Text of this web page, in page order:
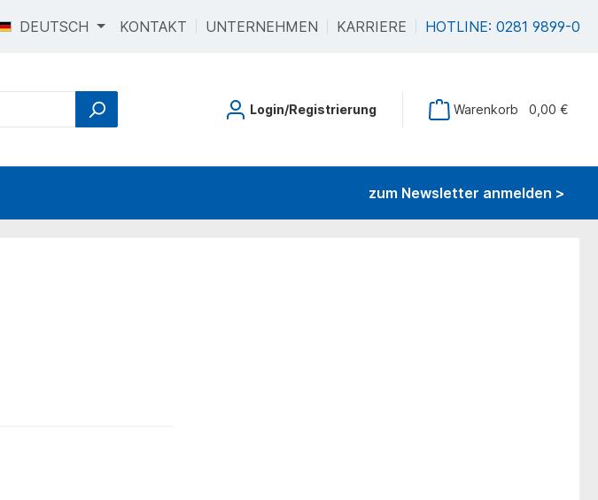
DEUTSCH KONTAKT UNTERNEHMEN KARRIERE HOTLINE: 0281 9899-0
Login/Registrierung Warenkorb 0,00 €
zum Newsletter anmelden >